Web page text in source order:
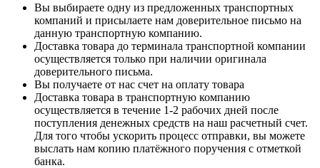
Вы выбираете одну из предложенных транспортных
компаний и присылаете нам доверительное письмо на
данную транспортную компанию.
Доставка товара до терминала транспортной компании
осуществляется только при наличии оригинала
доверительного письма.
Вы получаете от нас счет на оплату товара
Доставка товара в транспортную компанию
осуществляется в течение 1-2 рабочих дней после
поступления денежных средств на наш расчетный счет.
Для того чтобы ускорить процесс отправки, вы можете
выслать нам копию платёжного поручения с отметкой
банка.